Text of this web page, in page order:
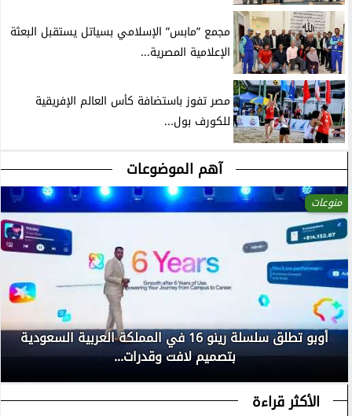
مجمع ”مابس” الإسلامي بسياتل يستقبل البعثة
الإعلامية المصرية...
مصر تفوز باستضافة كأس العالم الإفريقية
للكورف بول...
آهم الموضوعات
منوعات
أوبو تطلق سلسلة رينو 16 في المملكة العربية السعودية
بتصميم لافت وقدرات...
الأكثر قراءة